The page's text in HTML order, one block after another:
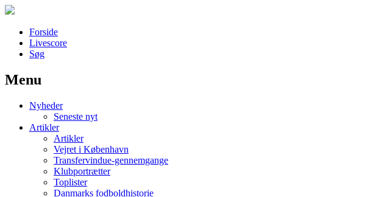
Forside
Livescore
Søg
Наши партнеры
лучшие займы
Menu
Nyheder
Seneste nyt
Artikler
Artikler
Vejret i København
Transfervindue-gennemgange
Klubportrætter
Toplister
Danmarks fodboldhistorie